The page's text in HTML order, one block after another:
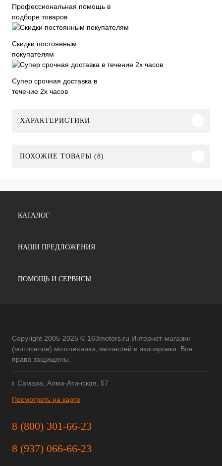
Профессиональная помощь в
подборе товаров
Скидки постоянным
покупателям
Супер срочная доставка в
течение 2х часов
ХАРАКТЕРИСТИКИ
ПОХОЖИЕ ТОВАРЫ (8)
КАТАЛОГ
НАШИ ПРЕДЛОЖЕНИЯ
ПОМОЩЬ И СЕРВИСЫ
Copyright 2005-2025 © 163motors.ru Интернет-магазин
(мотосалон) мототехники, запчастей и экипировки. Все
права защищены.
г. Самара, Алма-Атинская, 57
Посмотреть на карте
8 (800) 301-66-23
8 (937) 066-66-23